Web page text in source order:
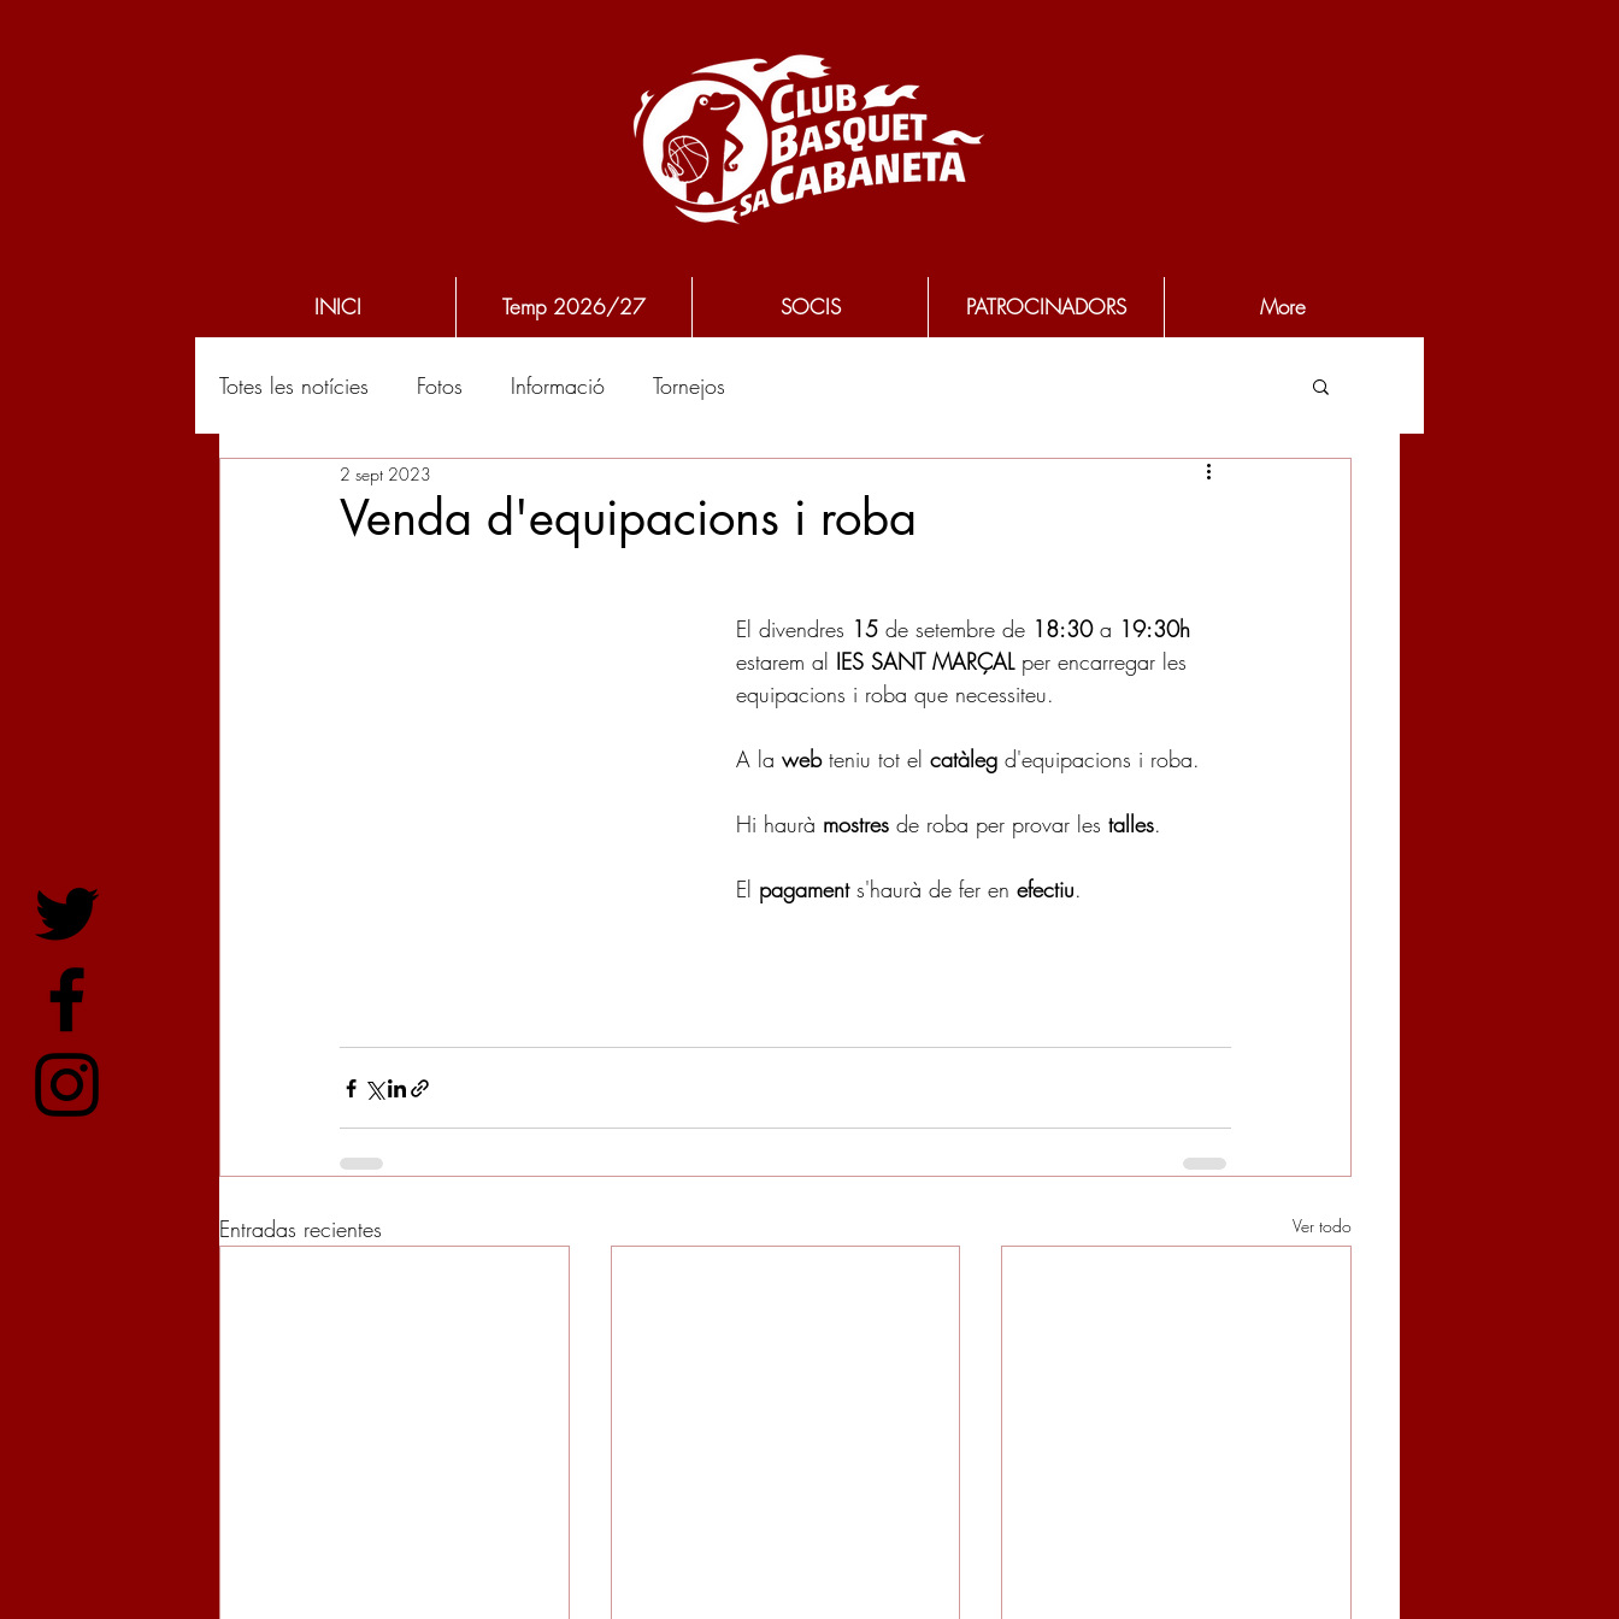
INICI Temp 2026/27 SOCIS PATROCINADORS More
Totes les notícies Fotos Informació Tornejos
Venda d'equipacions i roba
2 sept 2023
El divendres 15 de setembre de 18:30 a 19:30h
estarem al IES SANT MARÇAL per encarregar les
equipacions i roba que necessiteu.
A la web teniu tot el catàleg d'equipacions i roba.
Hi haurà mostres de roba per provar les talles.
El pagament s'haurà de fer en efectiu.
Entradas recientes Ver todo